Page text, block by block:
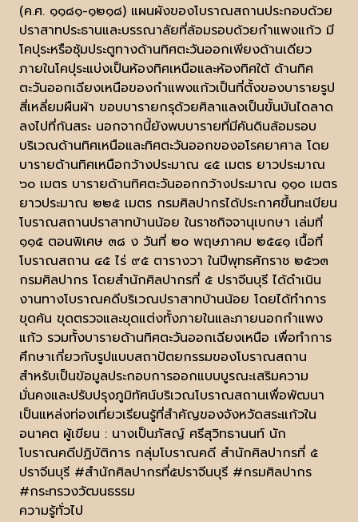
(ค.ศ. ๑๑๘๑-๑๒๑๘) แผนผังของโบราณสถานประกอบด้วย
ปราสาทประธานและบรรณาลัยที่ล้อมรอบด้วยกำแพงแก้ว มี
โคปุระหรือซุ้มประตูทางด้านทิศตะวันออกเพียงด้านเดียว
ภายในโคปุระแบ่งเป็นห้องทิศเหนือและห้องทิศใต้ ด้านทิศ
ตะวันออกเฉียงเหนือของกำแพงแก้วเป็นที่ตั้งของบารายรูป
สี่เหลี่ยมผืนผ้า ขอบบารายกรุด้วยศิลาแลงเป็นขั้นบันไดลาด
ลงไปที่ก้นสระ นอกจากนี้ยังพบบารายที่มีคันดินล้อมรอบ
บริเวณด้านทิศเหนือและทิศตะวันออกของอโรคยาศาล โดย
บารายด้านทิศเหนือกว้างประมาณ ๔๕ เมตร ยาวประมาณ
๖๐ เมตร บารายด้านทิศตะวันออกกว้างประมาณ ๑๑๐ เมตร
ยาวประมาณ ๒๒๕ เมตร กรมศิลปากรได้ประกาศขึ้นทะเบียน
โบราณสถานปราสาทบ้านน้อย ในราชกิจจานุเบกษา เล่มที่
๑๑๕ ตอนพิเศษ ๓๘ ง วันที่ ๒๐ พฤษภาคม ๒๕๔๑ เนื้อที่
โบราณสถาน ๔๕ ไร่ ๙๕ ตารางวา ในปีพุทธศักราช ๒๕๖๓
กรมศิลปากร โดยสำนักศิลปากรที่ ๕ ปราจีนบุรี ได้ดำเนิน
งานทางโบราณคดีบริเวณปราสาทบ้านน้อย โดยได้ทำการ
ขุดค้น ขุดตรวจและขุดแต่งทั้งภายในและภายนอกกำแพง
แก้ว รวมทั้งบารายด้านทิศตะวันออกเฉียงเหนือ เพื่อทำการ
ศึกษาเกี่ยวกับรูปแบบสถาปัตยกรรมของโบราณสถาน
สำหรับเป็นข้อมูลประกอบการออกแบบบูรณะเสริมความ
มั่นคงและปรับปรุงภูมิทัศน์บริเวณโบราณสถานเพื่อพัฒนา
เป็นแหล่งท่องเที่ยวเรียนรู้ที่สำคัญของจังหวัดสระแก้วใน
อนาคต ผู้เขียน : นางเป็นภัสญ์ ศรีสุวิทธานนท์ นัก
โบราณคดีปฏิบัติการ กลุ่มโบราณคดี สำนักศิลปากรที่ ๕
ปราจีนบุรี #สำนักศิลปากรที่๕ปราจีนบุรี #กรมศิลปากร
#กระทรวงวัฒนธรรม
ความรู้ทั่วไป